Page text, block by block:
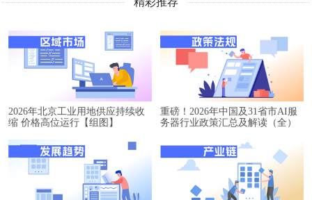
2026年北京工业用地供应持续收
缩 价格高位运行【组图】
重磅！2026年中国及31省市AI服
务器行业政策汇总及解读（全）